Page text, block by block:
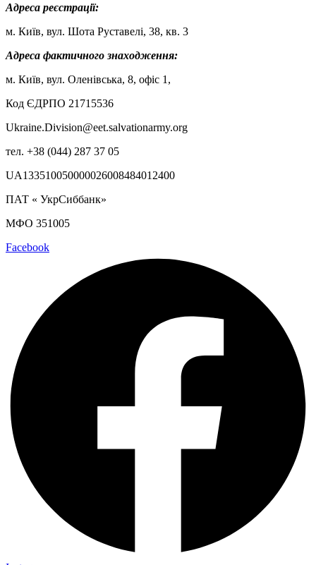
Адреса реєстрації:
м. Київ, вул. Шота Руставелі, 38, кв. 3
Адреса фактичного знаходження:
м. Київ, вул. Оленівська, 8, офіс 1,
Код ЄДРПО 21715536
Ukraine.Division@eet.salvationarmy.org
тел. +38 (044) 287 37 05
UA133510050000026008484012400
ПАТ « УкрСиббанк»
МФО 351005
Facebook